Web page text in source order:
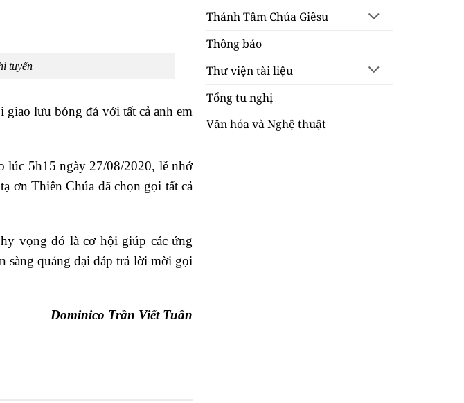
tuyển
lưu bóng đá với tất cả anh em
lúc 5h15 ngày 27/08/2020, lễ nhớ
ơn Thiên Chúa đã chọn gọi tất cả
vọng đó là cơ hội giúp các ứng
sàng quảng đại đáp trả lời mời gọi
Dominico Trần Viết Tuấn
Thánh Tâm Chúa Giêsu
Thông báo
Thư viện tài liệu
Tổng tu nghị
Văn hóa và Nghệ thuật